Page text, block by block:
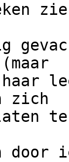
zich
door